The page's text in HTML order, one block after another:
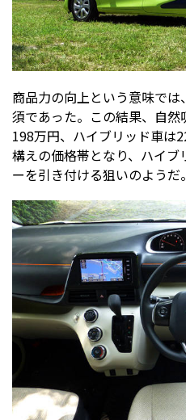
商品力の向上という意味で
須であった。この結果、自
198万円、ハイブリッド車は
構えの価格帯となり、ハイ
ーを引き付ける狙いのようだ。